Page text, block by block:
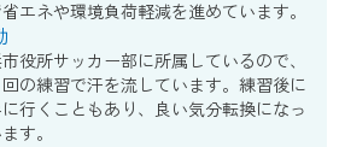
省エネや環境負荷軽減を進めています。
役所サッカー部に所属しているので、
の練習で汗を流しています。練習後に
行くこともあり、良い気分転換になっ
す。